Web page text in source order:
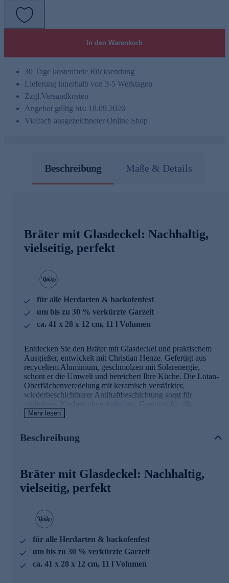
In den Warenkorb
30 Tage kostenfreie Rücksendung
Lieferung innerhalb von 3-5 Werktagen
Zzgl.Versandkosten
Angebot gültig bis: 18.09.2026
Vielfach ausgezeichneter Online Shop
Beschreibung Maße & Details
Bräter mit Glasdeckel: Nachhaltig,
vielseitig, perfekt
für alle Herdarten & backofenfest
um bis zu 30 % verkürzte Garzeit
ca. 41 x 28 x 12 cm, 11 l Volumen
Entdecken Sie den Bräter mit Glasdeckel und praktischem
Ausgießer, entwickelt mit Christian Henze. Gefertigt aus
recyceltem Aluminium, geschmolzen mit Solarenergie,
schont er die Umwelt und bereichert Ihre Küche. Die Lotan-
Oberflächenveredelung mit keramisch verstärkter,
wiederbeschichtbarer Antihaftbeschichtung sorgt für
müheloses Kochen ohne Anhaften. Geeignet für alle
Herdarten und backofenfest, überzeugt er mit gleichmäßiger
Gemüse – alles gelingt perfekt. Die Reinigung ist
Entdecken Sie nachhaltiges Kochen neu und bestellen
Sie Ihren Bräter noch heute online.
Mehr lesen
Beschreibung
Bräter mit Glasdeckel: Nachhaltig,
vielseitig, perfekt
für alle Herdarten & backofenfest
um bis zu 30 % verkürzte Garzeit
ca. 41 x 28 x 12 cm, 11 l Volumen